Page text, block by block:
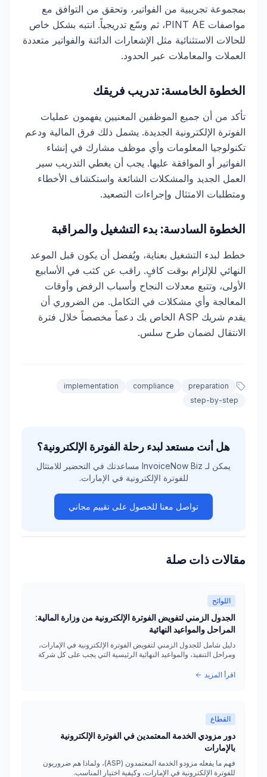
بمجموعة تجريبية من الفواتير، وتحقق من التوافق مع
مواصفات PINT AE، ثم وسّع تدريجياً. انتبه بشكل خاص
للحالات الاستثنائية مثل الإشعارات الدائنة والفواتير متعددة
العملات والمعاملات عبر الحدود.
الخطوة الخامسة: تدريب فريقك
تأكد من أن جميع الموظفين المعنيين يفهمون عمليات
الفوترة الإلكترونية الجديدة. يشمل ذلك فرق المالية ودعم
تكنولوجيا المعلومات وأي موظف مشارك في إنشاء
الفواتير أو الموافقة عليها. يجب أن يغطي التدريب سير
العمل الجديد والمشكلات الشائعة واستكشاف الأخطاء
ومتطلبات الامتثال وإجراءات التصعيد.
الخطوة السادسة: بدء التشغيل والمراقبة
خطط لبدء التشغيل بعناية، ويُفضل أن يكون قبل الموعد
النهائي للإلزام بوقت كافٍ. راقب عن كثب في الأسابيع
الأولى، وتتبع معدلات النجاح وأسباب الرفض وأوقات
المعالجة وأي مشكلات في التكامل. من الضروري أن
يقدم شريك ASP الخاص بك دعماً مخصصاً خلال فترة
الانتقال لضمان طرح سلس.
preparation
compliance
implementation
step-by-step
هل أنت مستعد لبدء رحلة الفوترة الإلكترونية؟
يمكن لـ InvoiceNow Biz مساعدتك في التحضير للامتثال
للفوترة الإلكترونية في الإمارات.
تواصل معنا للحصول على تقييم مجاني
مقالات ذات صلة
اللوائح
الجدول الزمني لتفويض الفوترة الإلكترونية من وزارة المالية:
المراحل والمواعيد النهائية
دليل شامل للجدول الزمني لتفويض الفوترة الإلكترونية في الإمارات،
ومراحل التنفيذ، والمواعيد النهائية الرئيسية التي يجب على كل شركة
اقرأ المزيد
القطاع
دور مزودي الخدمة المعتمدين في الفوترة الإلكترونية
بالإمارات
فهم ما يفعله مزودو الخدمة المعتمدون (ASP)، ولماذا هم ضروريون
للفوترة الإلكترونية في الإمارات، وكيفية اختيار المناسب.